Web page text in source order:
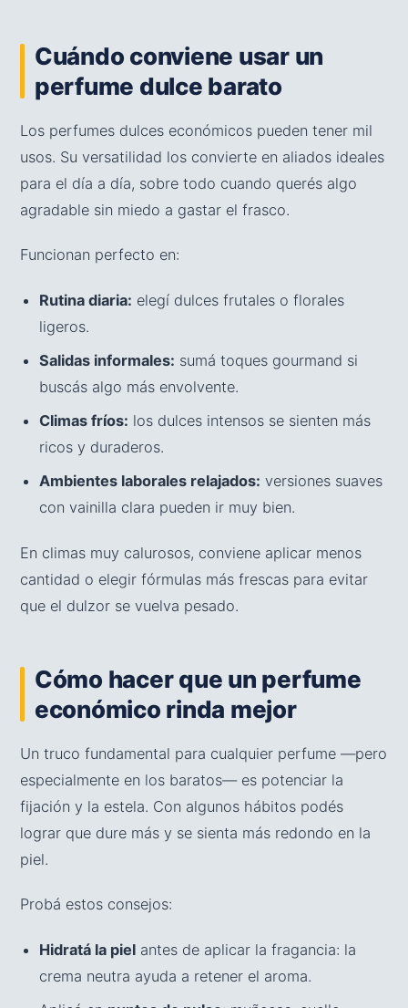
Cuándo conviene usar un
perfume dulce barato
Los perfumes dulces económicos pueden tener mil
usos. Su versatilidad los convierte en aliados ideales
para el día a día, sobre todo cuando querés algo
agradable sin miedo a gastar el frasco.
Funcionan perfecto en:
Rutina diaria: elegí dulces frutales o florales
ligeros.
Salidas informales: sumá toques gourmand si
buscás algo más envolvente.
Climas fríos: los dulces intensos se sienten más
ricos y duraderos.
Ambientes laborales relajados: versiones suaves
con vainilla clara pueden ir muy bien.
En climas muy calurosos, conviene aplicar menos
cantidad o elegir fórmulas más frescas para evitar
que el dulzor se vuelva pesado.
Cómo hacer que un perfume
económico rinda mejor
Un truco fundamental para cualquier perfume —pero
especialmente en los baratos— es potenciar la
fijación y la estela. Con algunos hábitos podés
lograr que dure más y se sienta más redondo en la
piel.
Probá estos consejos:
Hidratá la piel antes de aplicar la fragancia: la
crema neutra ayuda a retener el aroma.